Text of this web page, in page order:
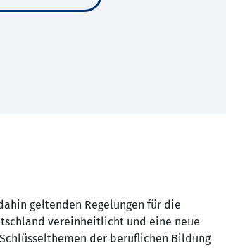
geltenden Regelungen für die
vereinheitlicht und eine neue
der beruflichen Bildung